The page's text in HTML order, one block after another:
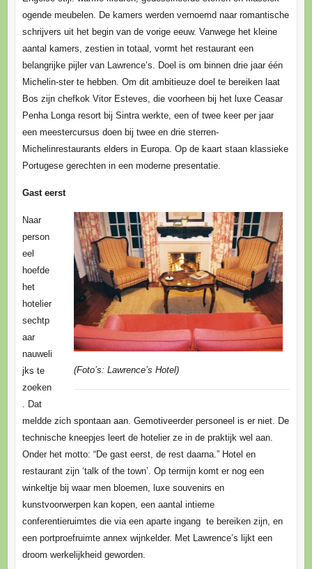
ogende meubelen. De kamers werden vernoemd naar romantische
schrijvers uit het begin van de vorige eeuw. Vanwege het kleine
aantal kamers, zestien in totaal, vormt het restaurant een
belangrijke pijler van Lawrence’s. Doel is om binnen drie jaar één
Michelin-ster te hebben. Om dit ambitieuze doel te bereiken laat
Bos zijn chefkok Vitor Esteves, die voorheen bij het luxe Ceasar
Penha Longa resort bij Sintra werkte, een of twee keer per jaar
een meestercursus doen bij twee en drie sterren-
Michelinrestaurants elders in Europa. Op de kaart staan klassieke
Portugese gerechten in een moderne presentatie.
Gast eerst
(Foto’s: Lawrence’s Hotel)
Naar
person
eel
hoefde
het
hotelier
sechtp
aar
nauweli
jks te
zoeken
. Dat
meldde zich spontaan aan. Gemotiveerder personeel is er niet. De
technische kneepjes leert de hotelier ze in de praktijk wel aan.
Onder het motto: “De gast eerst, de rest daarna.” Hotel en
restaurant zijn ‘talk of the town’. Op termijn komt er nog een
winkeltje bij waar men bloemen, luxe souvenirs en
kunstvoorwerpen kan kopen, een aantal intieme
conferentieruimtes die via een aparte ingang te bereiken zijn, en
een portproefruimte annex wijnkelder. Met Lawrence’s lijkt een
droom werkelijkheid geworden.